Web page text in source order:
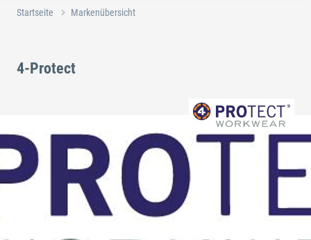
Startseite Markenübersicht
4-Protect